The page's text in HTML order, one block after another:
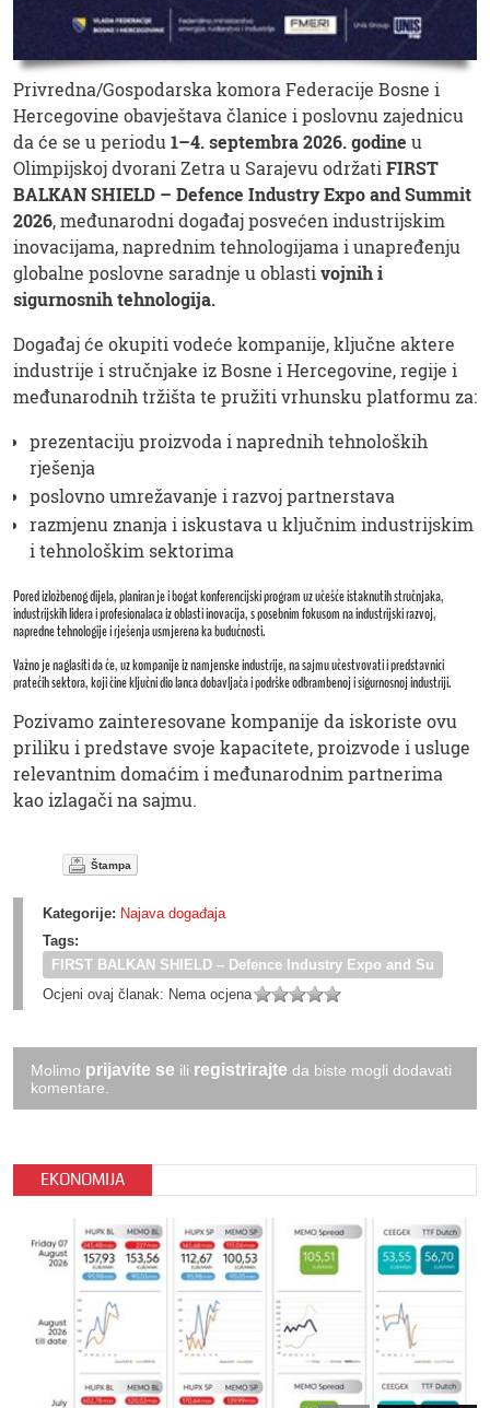
Privredna/Gospodarska komora Federacije Bosne i
Hercegovine obavještava članice i poslovnu zajednicu
da će se u periodu1–4. septembra 2026. godine u
Olimpijskoj dvorani Zetra u Sarajevu održatiFIRST
BALKAN SHIELD – Defence Industry Expo and Summit
2026, međunarodni događaj posvećen industrijskim
inovacijama, naprednim tehnologijama i unapređenju
globalne poslovne saradnje u oblastivojnih i
sigurnosnih tehnologija.
Događaj će okupiti vodeće kompanije, ključne aktere
industrije i stručnjake iz Bosne i Hercegovine, regije i
međunarodnih tržišta te pružiti vrhunsku platformu za:
prezentaciju proizvoda i naprednih tehnoloških
rješenja
poslovno umrežavanje i razvoj partnerstava
razmjenu znanja i iskustava u ključnim industrijskim
i tehnološkim sektorima
Pored izložbenog dijela, planiran je i bogat konferencijski program uz učešće istaknutih stručnjaka,
industrijskih lidera i profesionalaca iz oblasti inovacija, s posebnim fokusom na industrijski razvoj,
napredne tehnologije i rješenja usmjerena ka budućnosti.
Važno je naglasiti da će, uz kompanije iz namjenske industrije, na sajmu učestvovati i predstavnici
pratećih sektora, koji čine ključni dio lanca dobavljača i podrške odbrambenoj i sigurnosnoj industriji.
Pozivamo zainteresovane kompanije da iskoriste ovu
priliku i predstave svoje kapacitete, proizvode i usluge
relevantnim domaćim i međunarodnim partnerima
kao izlagači na sajmu.
Štampa
Kategorije: Najava događaja
Tags:
FIRST BALKAN SHIELD – Defence Industry Expo and Su
Ocjeni ovaj članak: Nema ocjena
Molimo prijavite se ili registrirajte da biste mogli dodavati
komentare.
EKONOMIJA